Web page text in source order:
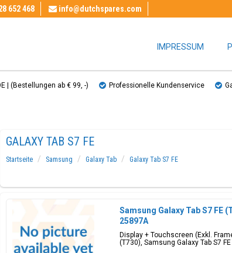
652 468 info@dutchspares.com
IMPRESSUM
| (Bestellungen ab € 99, ​​-) Professionelle Kundenservice
GALAXY TAB S7 FE
Startseite Samsung Galaxy Tab
Galaxy Tab S7 FE
Samsung Galaxy Tab S7 FE
25897A
Display + Touchscreen (Exkl.
(T730), Samsung Galaxy Tab S7